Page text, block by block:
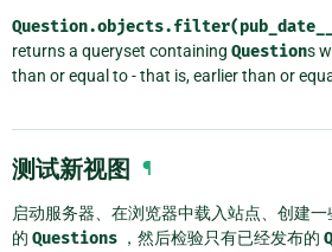
returns a queryset containing Questions
than or equal to - that is, earlier than or
测试新视图 ¶
启动服务器、在浏览器中载入站点、创建
的 Questions ，然后检验只有已经发布的